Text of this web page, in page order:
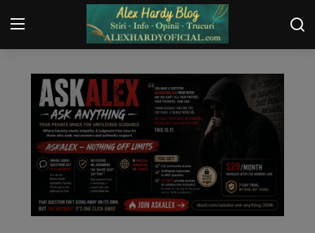
Login Register
Contact